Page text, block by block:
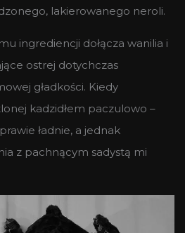
lakierowanego neroli.
ingrediencji dołącza wanilia i
ostrej dotychczas
gładkości. Kiedy
kadzidłem paczulowo –
ładnie, a jednak
z pachnącym sadystą mi